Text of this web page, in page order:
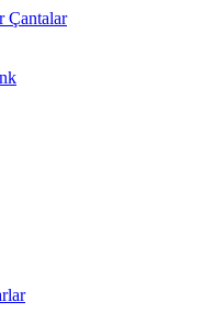
Çantalar